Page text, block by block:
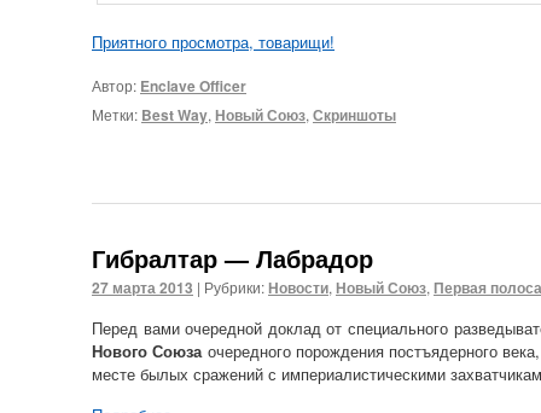
Приятного просмотра, товарищи!
Автор: Enclave Officer
Метки: Best Way, Новый Союз, Скриншоты
Гибралтар — Лабрадор
27 марта 2013 | Рубрики:Новости, Новый Союз, Первая полоса
Перед вами очередной доклад от специального
Нового Союзаочередного порождения постъядерного
месте былых сражений с империалистическими